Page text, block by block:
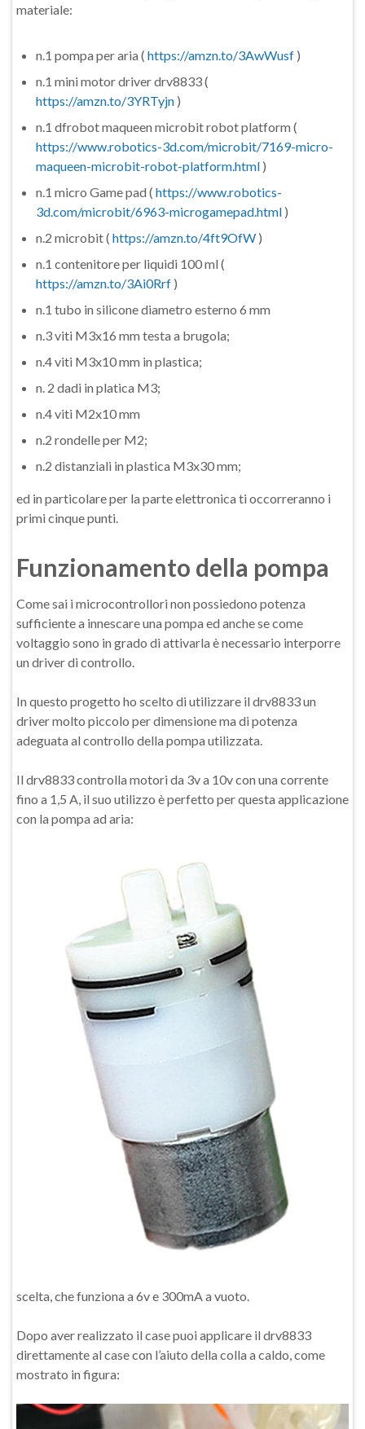
materiale:
n.1 pompa per aria ( https://amzn.to/3AwWusf )
n.1 mini motor driver drv8833 (
https://amzn.to/3YRTyjn )
n.1 dfrobot maqueen microbit robot platform (
https://www.robotics-3d.com/microbit/7169-micro-
maqueen-microbit-robot-platform.html )
n.1 micro Game pad ( https://www.robotics-
3d.com/microbit/6963-microgamepad.html )
n.2 microbit ( https://amzn.to/4ft9OfW )
n.1 contenitore per liquidi 100 ml (
https://amzn.to/3Ai0Rrf )
n.1 tubo in silicone diametro esterno 6 mm
n.3 viti M3x16 mm testa a brugola;
n.4 viti M3x10 mm in plastica;
n. 2 dadi in platica M3;
n.4 viti M2x10 mm
n.2 rondelle per M2;
n.2 distanziali in plastica M3x30 mm;
ed in particolare per la parte elettronica ti occorreranno i
primi cinque punti.
Funzionamento della pompa
Come sai i microcontrollori non possiedono potenza
sufficiente a innescare una pompa ed anche se come
voltaggio sono in grado di attivarla è necessario interporre
un driver di controllo.
In questo progetto ho scelto di utilizzare il drv8833 un
driver molto piccolo per dimensione ma di potenza
adeguata al controllo della pompa utilizzata.
Il drv8833 controlla motori da 3v a 10v con una corrente
fino a 1,5 A, il suo utilizzo è perfetto per questa applicazione
con la pompa ad aria:
scelta, che funziona a 6v e 300mA a vuoto.
Dopo aver realizzato il case puoi applicare il drv8833
direttamente al case con l’aiuto della colla a caldo, come
mostrato in figura: